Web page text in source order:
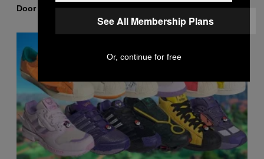
Door
Maha Haq| Reviewed byYsolt Usigan
See All Membership Plans
Or, continue for free